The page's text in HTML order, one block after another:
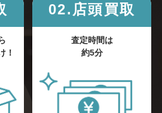
！
02.店頭買取
査定時間は
約5分